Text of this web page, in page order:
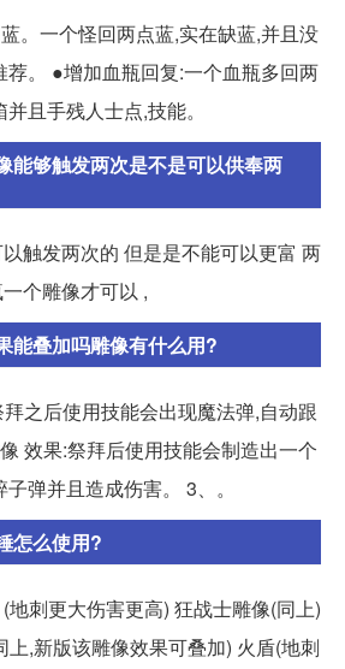
。一个怪回两点蓝,实在缺蓝,并且没
荐。 ●增加血瓶回复:一个血瓶多回两
且手残人士点,技能。
能够触发两次是不是可以供奉两
触发两次的 但是是不能可以更富 两
个雕像才可以 ,
能叠加吗雕像有什么用?
之后使用技能会出现魔法弹,自动跟
效果:祭拜后使用技能会制造出一个
弹并且造成伤害。 3、。
怎么使用?
地刺更大伤害更高) 狂战士雕像(同上)
上,新版该雕像效果可叠加) 火盾(地刺